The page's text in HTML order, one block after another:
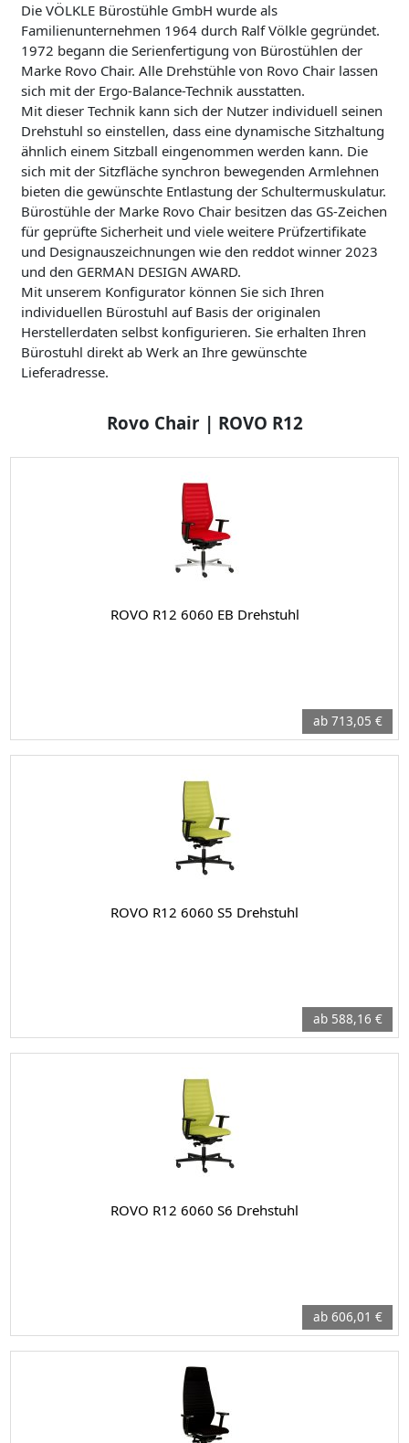
Die VÖLKLE Bürostühle GmbH wurde als
Familienunternehmen 1964 durch Ralf Völkle gegründet.
1972 begann die Serienfertigung von Bürostühlen der
Marke Rovo Chair. Alle Drehstühle von Rovo Chair lassen
sich mit der Ergo-Balance-Technik ausstatten.
Mit dieser Technik kann sich der Nutzer individuell seinen
Drehstuhl so einstellen, dass eine dynamische Sitzhaltung
ähnlich einem Sitzball eingenommen werden kann. Die
sich mit der Sitzfläche synchron bewegenden Armlehnen
bieten die gewünschte Entlastung der Schultermuskulatur.
Bürostühle der Marke Rovo Chair besitzen das GS-Zeichen
für geprüfte Sicherheit und viele weitere Prüfzertifikate
und Designauszeichnungen wie den reddot winner 2023
und den GERMAN DESIGN AWARD.
Mit unserem Konfigurator können Sie sich Ihren
individuellen Bürostuhl auf Basis der originalen
Herstellerdaten selbst konfigurieren. Sie erhalten Ihren
Bürostuhl direkt ab Werk an Ihre gewünschte
Lieferadresse.
Rovo Chair | ROVO R12
ROVO R12 6060 EB Drehstuhl
ab 713,05 €
ROVO R12 6060 S5 Drehstuhl
ab 588,16 €
ROVO R12 6060 S6 Drehstuhl
ab 606,01 €